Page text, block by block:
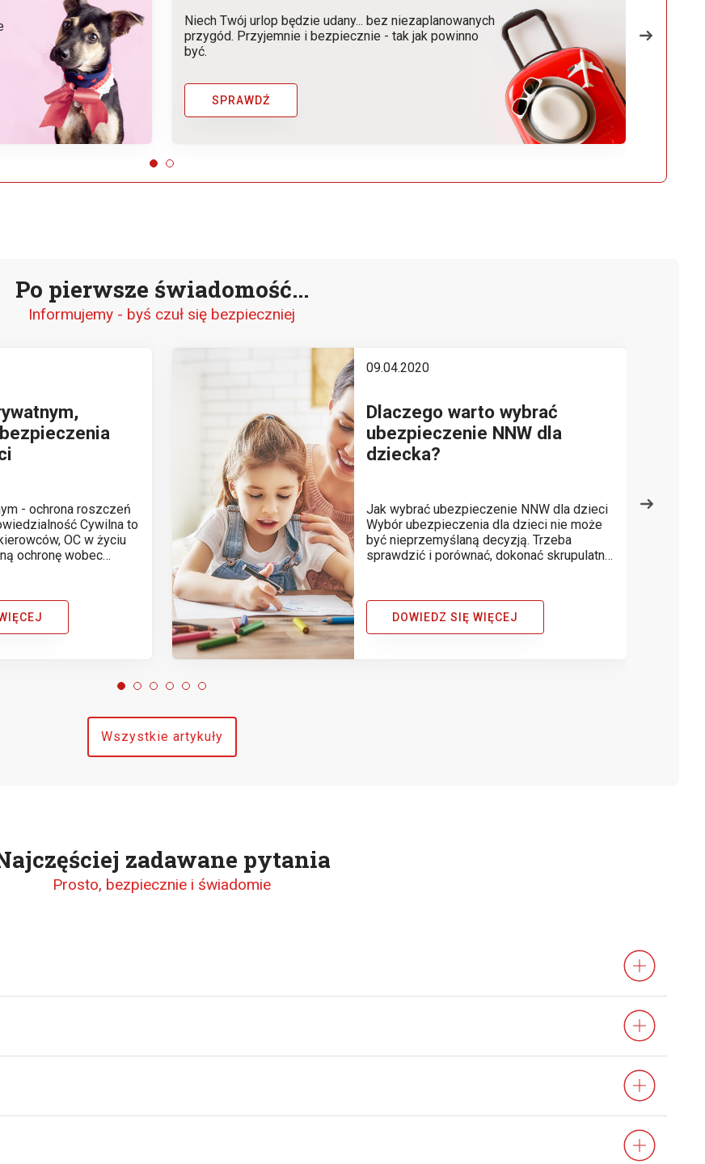
Niech Twój urlop będzie udany... bez niezaplanowanych
przygód. Przyjemnie i bezpiecznie - tak jak powinno
być.
SPRAWDŹ
Po pierwsze świadomość...
Informujemy - byś czuł się bezpieczniej
- ochrona roszczeń
Cywilna to
OC w życiu
ochronę wobec
Poniżej kilka...
09.04.2020
Dlaczego warto wybrać
ubezpieczenie NNW dla
dziecka?
Jak wybrać ubezpieczenie NNW dla dzieci
Wybór ubezpieczenia dla dzieci nie może
być nieprzemyślaną decyzją. Trzeba
sprawdzić i porównać, dokonać skrupulatnej
już opłacone i ochrona już trwa- Twoje...
DOWIEDZ SIĘ WIĘCEJ
Wszystkie artykuły
zadawane pytania
Prosto, bezpiecznie i świadomie